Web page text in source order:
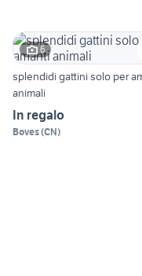
6
splendidi gattini solo per amanti
animali
In regalo
Boves(CN)